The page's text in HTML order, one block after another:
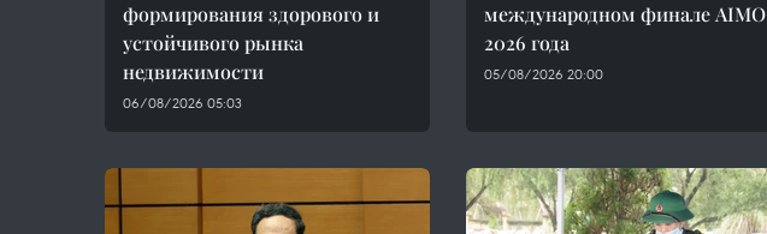
формирования здорового и
устойчивого рынка
недвижимости
06/08/2026 05:03
международном финале AIMO
2026 года
05/08/2026 20:00